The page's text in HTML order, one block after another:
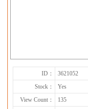
ID： 3621052
Stock：
Yes
View Count：
135